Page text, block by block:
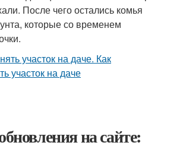
После чего остались комья
которые со временем
на сайте: